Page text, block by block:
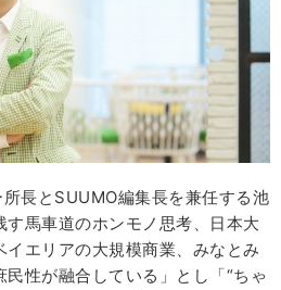
長とSUUMO編集長を兼任する池
馬車道のホンモノ思考、日本大
エリアの大規模商業、みなとみ
性が融合している」とし「“ちゃ